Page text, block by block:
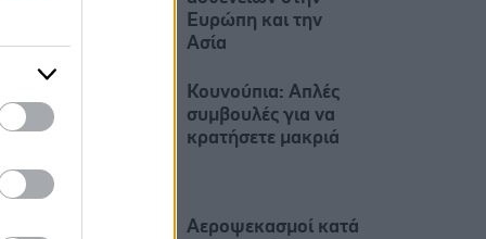
Ευρώπη και την
Ασία
Κουνούπια: Απλές
συμβουλές για να
κρατήσετε μακριά
Αεροψεκασμοί κατά